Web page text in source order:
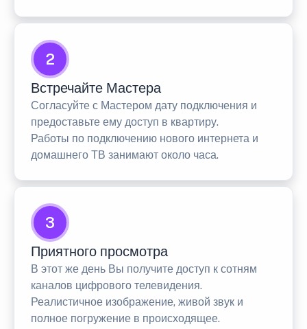
2
Встречайте Мастера
Согласуйте с Мастером дату подключения и
предоставьте ему доступ в квартиру.
Работы по подключению нового интернета и
домашнего ТВ занимают около часа.
3
Приятного просмотра
В этот же день Вы получите доступ к сотням
каналов цифрового телевидения.
Реалистичное изображение, живой звук и
полное погружение в происходящее.